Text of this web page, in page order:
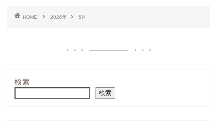
HOME 2026年 5月
検索
検索